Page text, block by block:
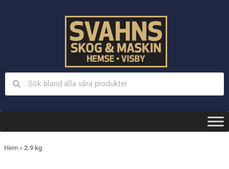
Hem » 2.9 kg